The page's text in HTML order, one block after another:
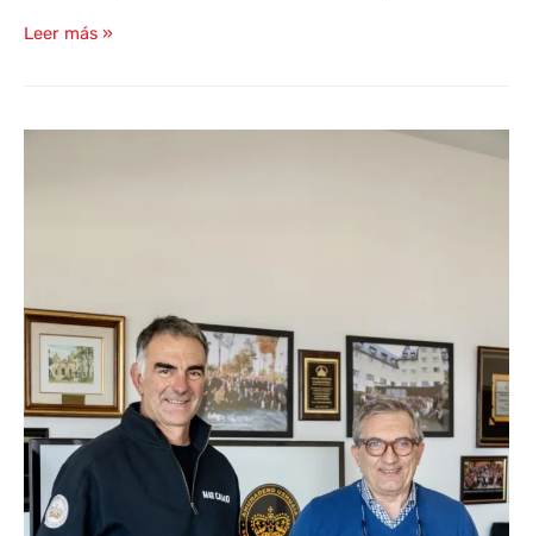
INVITACIÓN
PARA
Leer más »